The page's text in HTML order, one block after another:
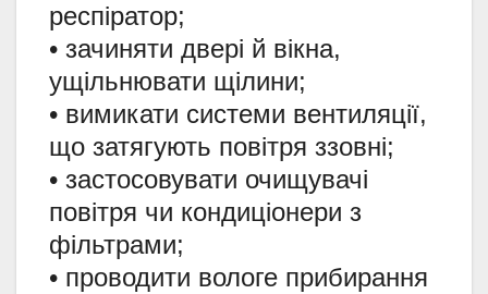
респіратор;
• зачиняти двері й вікна,
ущільнювати щілини;
• вимикати системи вентиляції,
що затягують повітря ззовні;
• застосовувати очищувачі
повітря чи кондиціонери з
фільтрами;
• проводити вологе прибирання